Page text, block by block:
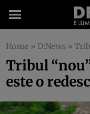
Home » D:News »
Tribul
este o